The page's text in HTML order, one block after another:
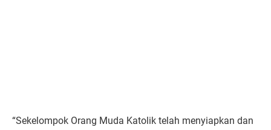
“Sekelompok Orang Muda Katolik telah menyiapkan dan